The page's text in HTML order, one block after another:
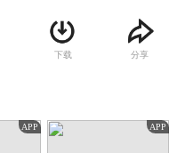
识了在贫民区长大的丁力。两
在黑道中闯出名堂。之后又因
咤上海黑白两道的冯敬尧之女
两人遗憾终身，同时更引出二
下载 分享
APP APP